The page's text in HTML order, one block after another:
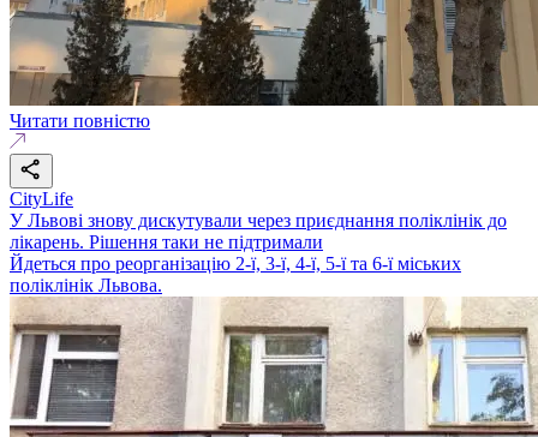
Читати повністю
CityLife
У Львові знову дискутували через приєднання поліклінік до
лікарень. Рішення таки не підтримали
Йдеться про реорганізацію 2-ї, 3-ї, 4-ї, 5-ї та 6-ї міських
поліклінік Львова.